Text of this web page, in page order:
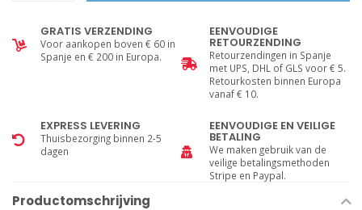
GRATIS VERZENDING
Voor aankopen boven € 60 in
Spanje en € 200 in Europa.
EENVOUDIGE
RETOURZENDING
Retourzendingen in Spanje
met UPS, DHL of GLS voor € 5.
Retourkosten binnen Europa
vanaf € 10.
EXPRESS LEVERING
Thuisbezorging binnen 2-5
dagen
EENVOUDIGE EN VEILIGE
BETALING
We maken gebruik van de
veilige betalingsmethoden
Stripe en Paypal.
Productomschrijving